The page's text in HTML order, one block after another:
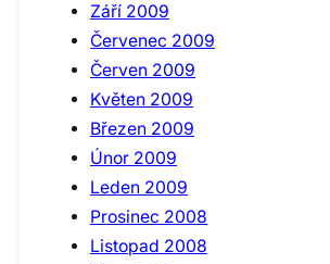
Září 2009
Červenec 2009
Červen 2009
Květen 2009
Březen 2009
Únor 2009
Leden 2009
Prosinec 2008
Listopad 2008